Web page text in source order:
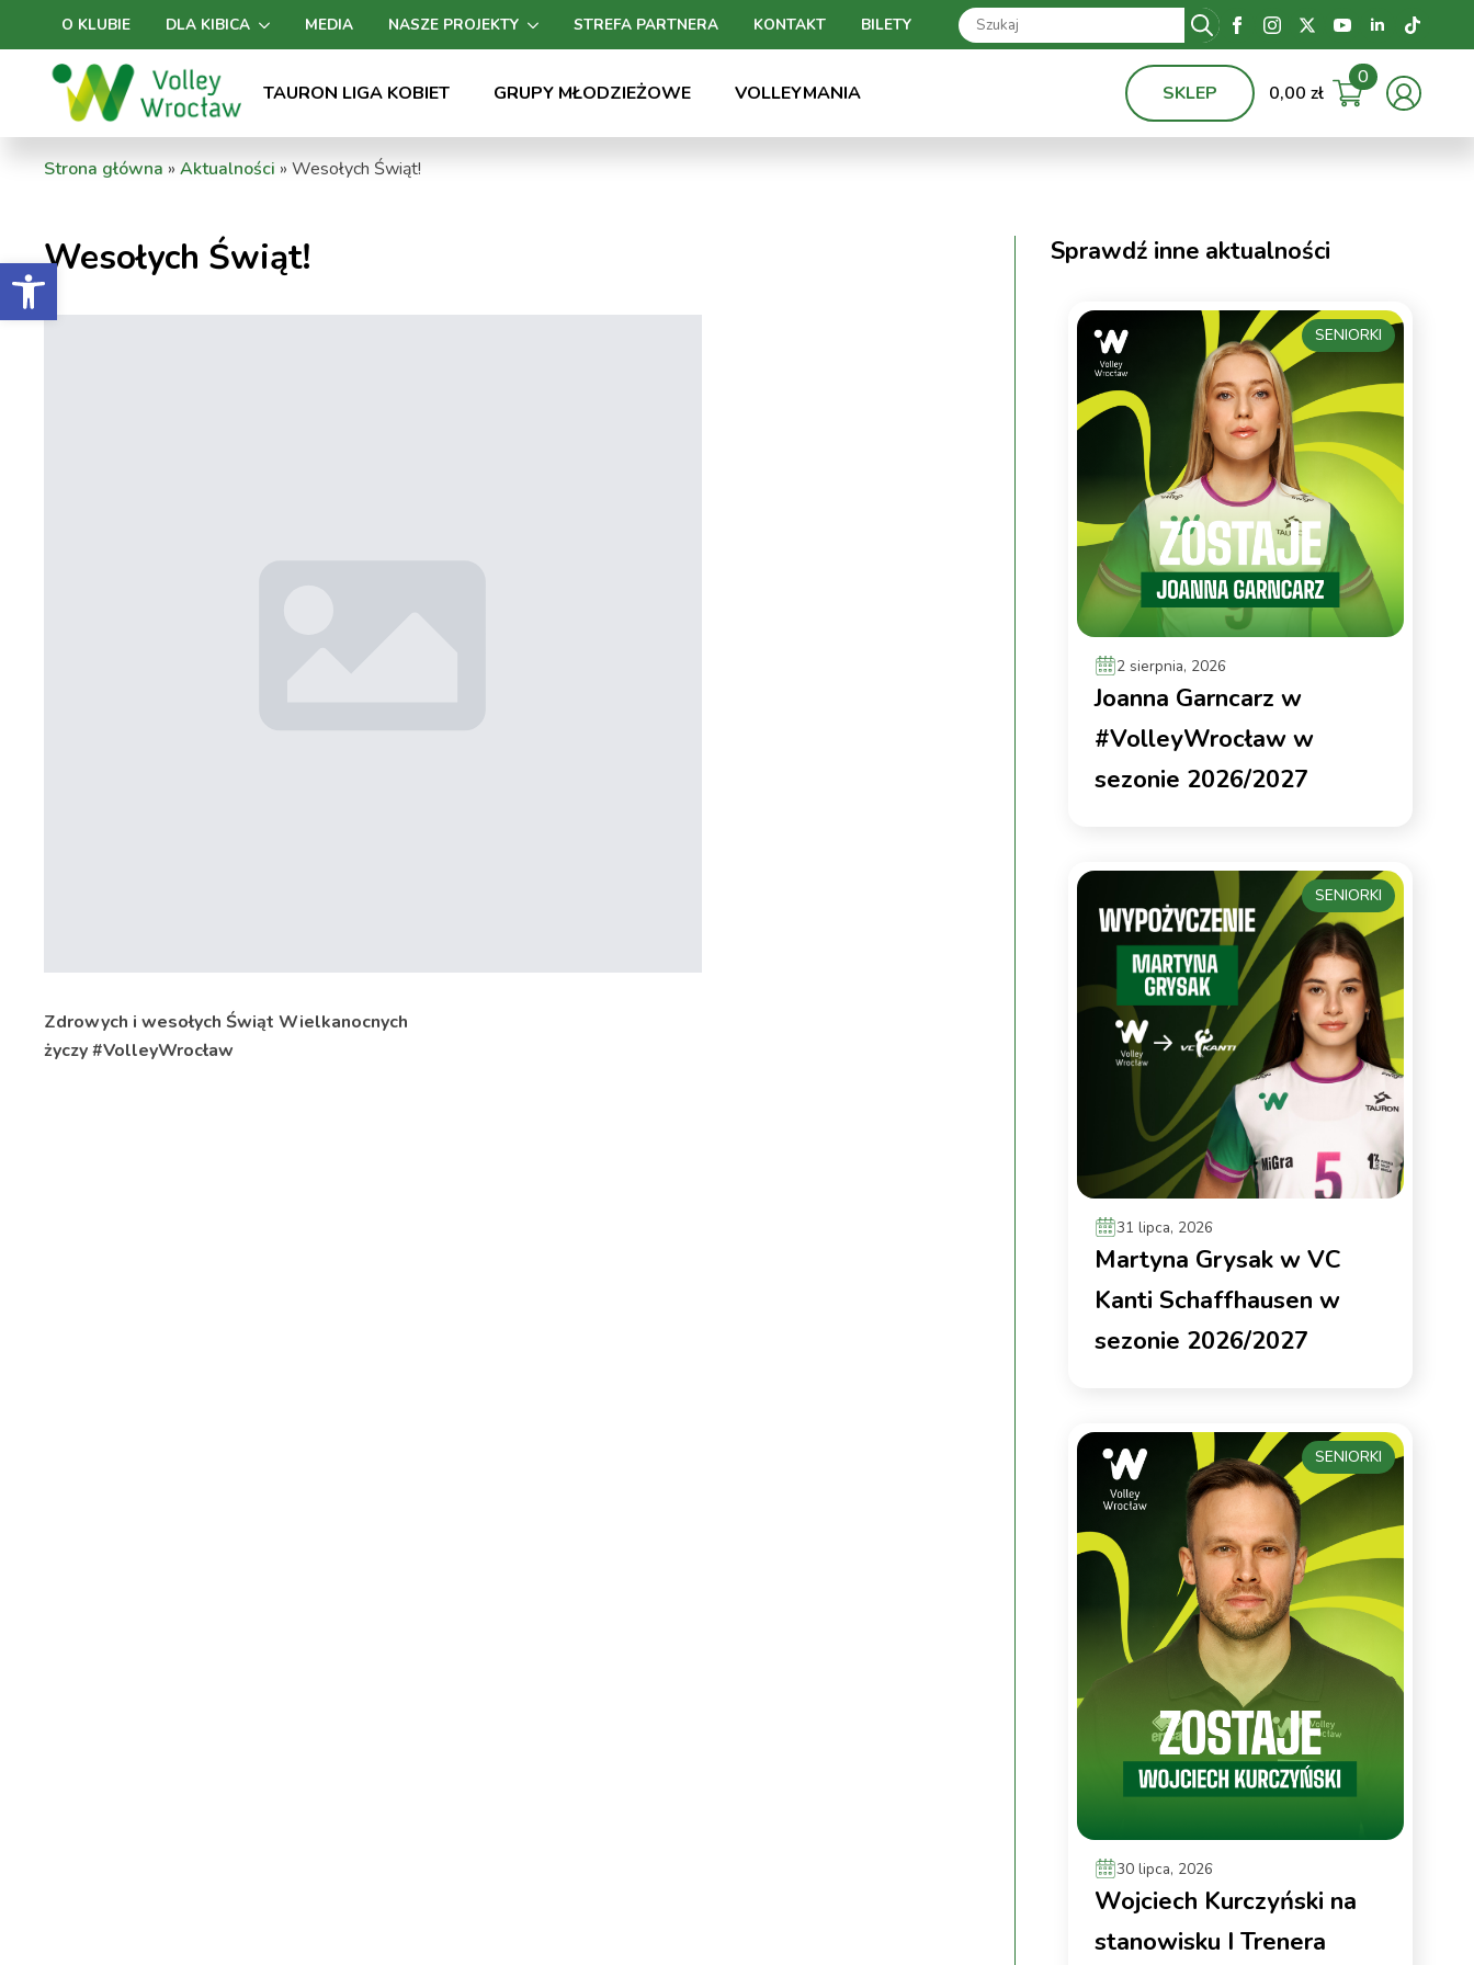
Otwórz pasek narzędzi
O KLUBIE DLA KIBICA MEDIA NASZE PROJEKTY STREFA PARTNERA KONTAKT BILETY
Search
for:
TAURON LIGA KOBIET
GRUPY MŁODZIEŻOWE VOLLEYMANIA SKLEP 0,00 zł
0
Strona główna » Aktualności » Wesołych Świąt!
Wesołych Świąt!
Zdrowych i wesołych Świąt Wielkanocnych
życzy #VolleyWrocław
Sprawdź inne aktualności
2 sierpnia, 2026
Joanna Garncarz w
#VolleyWrocław w
sezonie 2026/2027
SENIORKI
31 lipca, 2026
Martyna Grysak w VC
Kanti Schaffhausen w
sezonie 2026/2027
SENIORKI
30 lipca, 2026
Wojciech Kurczyński na
stanowisku I Trenera
SENIORKI